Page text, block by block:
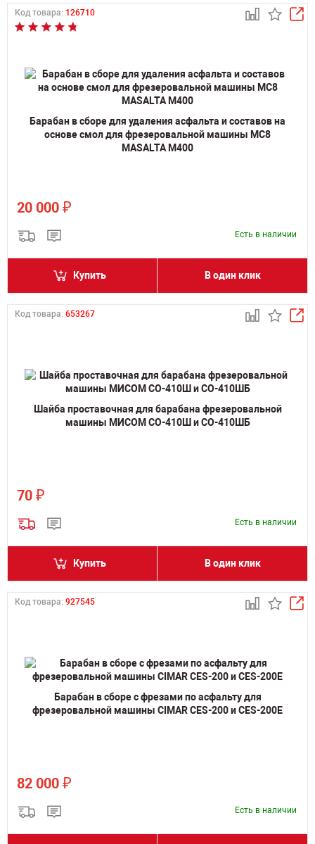
Код товара: 126710
Барабан в сборе для удаления асфальта и составов на
основе смол для фрезеровальной машины MC8
MASALTA M400
20 000 ₽
Есть в наличии
Купить В один клик
Код товара: 653267
Шайба проставочная для барабана фрезеровальной
машины МИСОМ СО-410Ш и СО-410ШБ
70 ₽
Есть в наличии
Купить В один клик
Код товара: 927545
Барабан в сборе с фрезами по асфальту для
фрезеровальной машины CIMAR CES-200 и CES-200E
82 000 ₽
Есть в наличии